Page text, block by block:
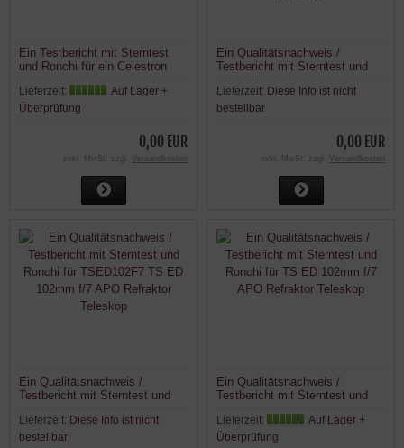
Ein Testbericht mit Sterntest
und Ronchi für ein Celestron
Lieferzeit:
Auf Lager +
Überprüfung
0,00 EUR
exkl. MwSt. zzgl. Versandkosten
Ein Qualitätsnachweis /
Testbericht mit Sterntest und
SCIENTIFIC ED-APO 127MM
F/7,5 FCD-100 ALU HEX OAZ
Lieferzeit: Diese Info ist nicht
bestellbar
0,00 EUR
exkl. MwSt. zzgl. Versandkosten
Ein Qualitätsnachweis /
Testbericht mit Sterntest und
102mm f/7 APO Refraktor
Teleskop
Lieferzeit: Diese Info ist nicht
bestellbar
Ein Qualitätsnachweis /
Testbericht mit Sterntest und
APO Refraktor Teleskop
Lieferzeit:
Auf Lager +
Überprüfung